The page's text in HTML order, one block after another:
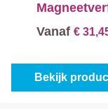
Vanaf €
Bekijk